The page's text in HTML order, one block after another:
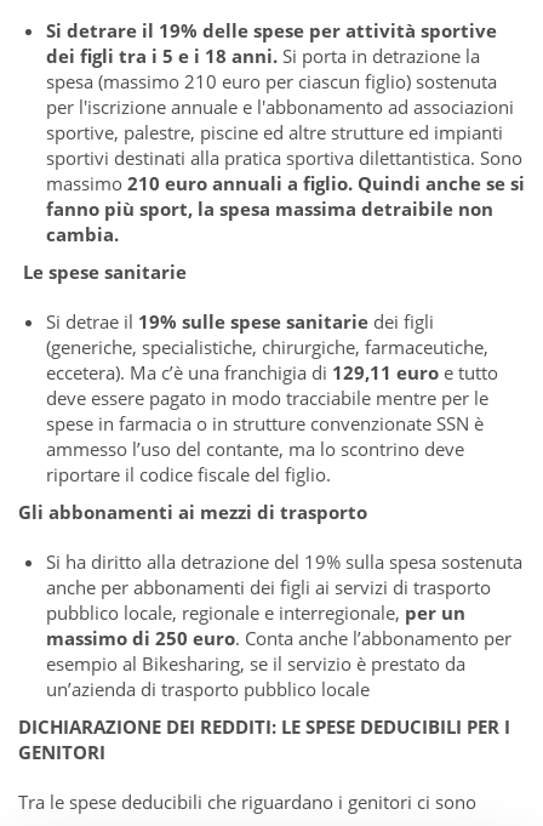
Si detrare il 19% delle spese per attività sportive
dei figli tra i 5 e i 18 anni. Si porta in detrazione la
spesa (massimo 210 euro per ciascun figlio) sostenuta
per l'iscrizione annuale e l'abbonamento ad associazioni
sportive, palestre, piscine ed altre strutture ed impianti
sportivi destinati alla pratica sportiva dilettantistica. Sono
massimo210 euro annuali a figlio. Quindi anche se si
fanno più sport, la spesa massima detraibile non
cambia.
Le spese sanitarie
Si detrae il 19% sulle spese sanitariedei figli
(generiche, specialistiche, chirurgiche, farmaceutiche,
eccetera). Ma c’è una franchigia di 129,11 euroe tutto
deve essere pagato in modo tracciabile mentre per le
spese in farmacia o in strutture convenzionate SSN è
ammesso l’uso del contante, ma lo scontrino deve
riportare il codice fiscale del figlio.
Gli abbonamenti ai mezzi di trasporto
Si ha diritto alla detrazione del 19% sulla spesa sostenuta
anche per abbonamenti dei figli ai servizi di trasporto
pubblico locale, regionale e interregionale, per un
massimo di 250 euro. Conta anche l’abbonamento per
esempio al Bikesharing, se il servizio è prestato da
un’azienda di trasporto pubblico locale
DICHIARAZIONE DEI REDDITI: LE SPESE DEDUCIBILI PER I
GENITORI
Tra le spese deducibili che riguardano i genitori ci sono